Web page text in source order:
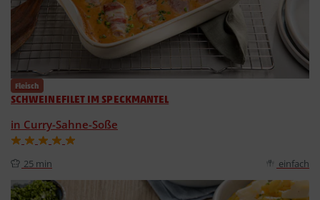
Fleisch
SCHWEINEFILET IM SPECKMANTEL
in Curry-Sahne-Soße
25 min einfach